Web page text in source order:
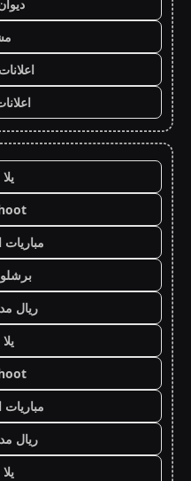
مباريات
ريال
مباريات
ريال